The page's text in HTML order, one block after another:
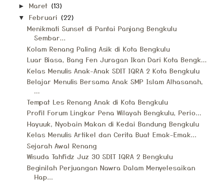
► Maret (13)
▼ Februari (22)
Menikmati Sunset di Pantai Panjang Bengkulu
Sembar...
Kolam Renang Paling Asik di Kota Bengkulu
Luar Biasa, Bang Fen Juragan Ikan Dari Kota Bengk...
Kelas Menulis Anak-Anak SDIT IQRA 2 Kota Bengkulu
Belajar Menulis Bersama Anak SMP Islam Alhasanah,
...
Tempat Les Renang Anak di Kota Bengkulu
Profil Forum Lingkar Pena Wilayah Bengkulu, Perio...
Hayuuk, Nyobain Makan di Kedai Bandung Bengkulu
Kelas Menulis Artikel dan Cerita Buat Emak-Emak...
Sejarah Awal Renang
Wisuda Tahfidz Juz 30 SDIT IQRA 2 Bengkulu
Beginilah Perjuangan Nawra Dalam Menyelesaikan
Hap...